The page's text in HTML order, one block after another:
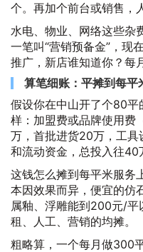
个。再加个前台或销售，
水电、物业、网络这些杂
一笔叫“营销预备金”，现
推广，新店谁知道你？每
算笔细账：平摊到每平
假设你在中山开了个80
样：加盟费或品牌使用费
万，首批进货20万，工
和流动资金，总投入往40
这钱怎么摊到每平米服务
本因效果而异，便宜的
属釉、浮雕能到200元/平
租、人工、营销的均摊。
粗略算，一个每月做300